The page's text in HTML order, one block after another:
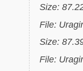
Size:
File:
Size:
File: